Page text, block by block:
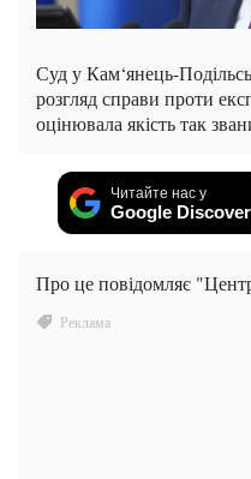
Суд у Кам‘янець-
розгляд справи проти
оцінювала якість так
Читайте нас у
Google Discover
Про це повідомляє